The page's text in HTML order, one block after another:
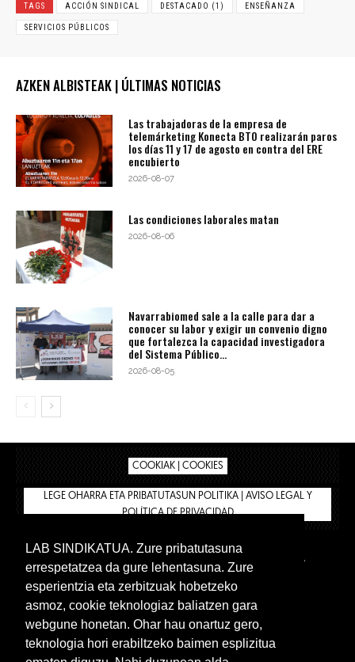
TAGS ACCIÓN SINDICAL DESTACADO (1) ENSEÑANZA
SERVICIOS PÚBLICOS
AZKEN ALBISTEAK | ÚLTIMAS NOTICIAS
Las trabajadoras de la empresa de
telemárketing Konecta BTO realizarán paros
los días 11 y 17 de agosto en contra del ERE
encubierto
2026-08-07
Las condiciones laborales matan
2026-08-06
Navarrabiomed sale a la calle para dar a
conocer su labor y exigir un convenio digno
que fortalezca la capacidad investigadora
del Sistema Público...
2026-08-05
COOKIAK | COOKIES
LEGE OHARRA ETA PRIBATUTASUN POLITIKA | AVISO LEGAL Y
POLÍTICA DE PRIVACIDAD
BIZILAN.EUS
TIENDA
INTRANET 🔑
Euskera Castellano
LAB SINDIKATUA. Zure pribatutasuna
errespetatzea da gure lehentasuna. Zure
esperientzia eta zerbitzuak hobetzeko
asmoz, cookie teknologiaz baliatzen gara
webgune honetan. Ohar hau onartuz gero,
teknologia hori erabiltzeko baimen esplizitua